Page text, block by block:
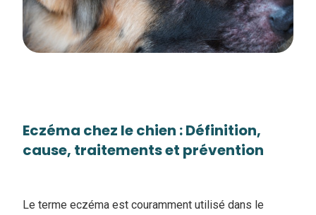
Eczéma chez le chien : Définition,
cause, traitements et prévention
Le terme eczéma est couramment utilisé dans le